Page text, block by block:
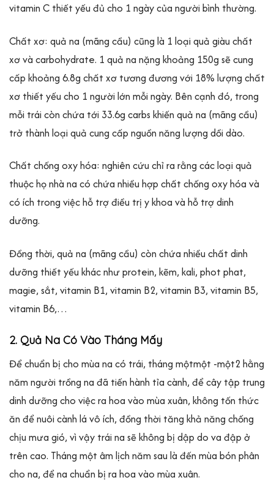
vitamin C thiết yếu đủ cho 1 ngày của người bình thường.
Chất xơ: quả na (mãng cầu) cũng là 1 loại quả giàu chất
xơ và carbohydrate. 1 quả na nặng khoảng 150g sẽ cung
cấp khoảng 6.8g chất xơ tương đương với 18% lượng chất
xơ thiết yếu cho 1 người lớn mỗi ngày. Bên cạnh đó, trong
mỗi trái còn chứa tới 33.6g carbs khiến quả na (mãng cầu)
trở thành loại quả cung cấp nguồn năng lượng dồi dào.
Chất chống oxy hóa: nghiên cứu chỉ ra rằng các loại quả
thuộc họ nhà na có chứa nhiều hợp chất chống oxy hóa và
có ích trong việc hỗ trợ điều trị y khoa và hỗ trợ dinh
dưỡng.
Đồng thời, quả na (mãng cầu) còn chứa nhiều chất dinh
dưỡng thiết yếu khác như protein, kẽm, kali, phot phat,
magie, sắt, vitamin B1, vitamin B2, vitamin B3, vitamin B5,
vitamin B6,…
2. Quả Na Có Vào Tháng Mấy
Để chuẩn bị cho mùa na có trái, tháng mộtmột -một2 hằng
năm người trồng na đã tiến hành tỉa cành, để cây tập trung
dinh dưỡng cho việc ra hoa vào mùa xuân, không tốn thức
ăn để nuôi cành lá vô ích, đồng thời tăng khả năng chống
chịu mưa gió, vì vậy trái na sẽ không bị dập do va đập ở
trên cao. Tháng một âm lịch năm sau là đến mùa bón phân
cho na, để na chuẩn bị ra hoa vào mùa xuân.